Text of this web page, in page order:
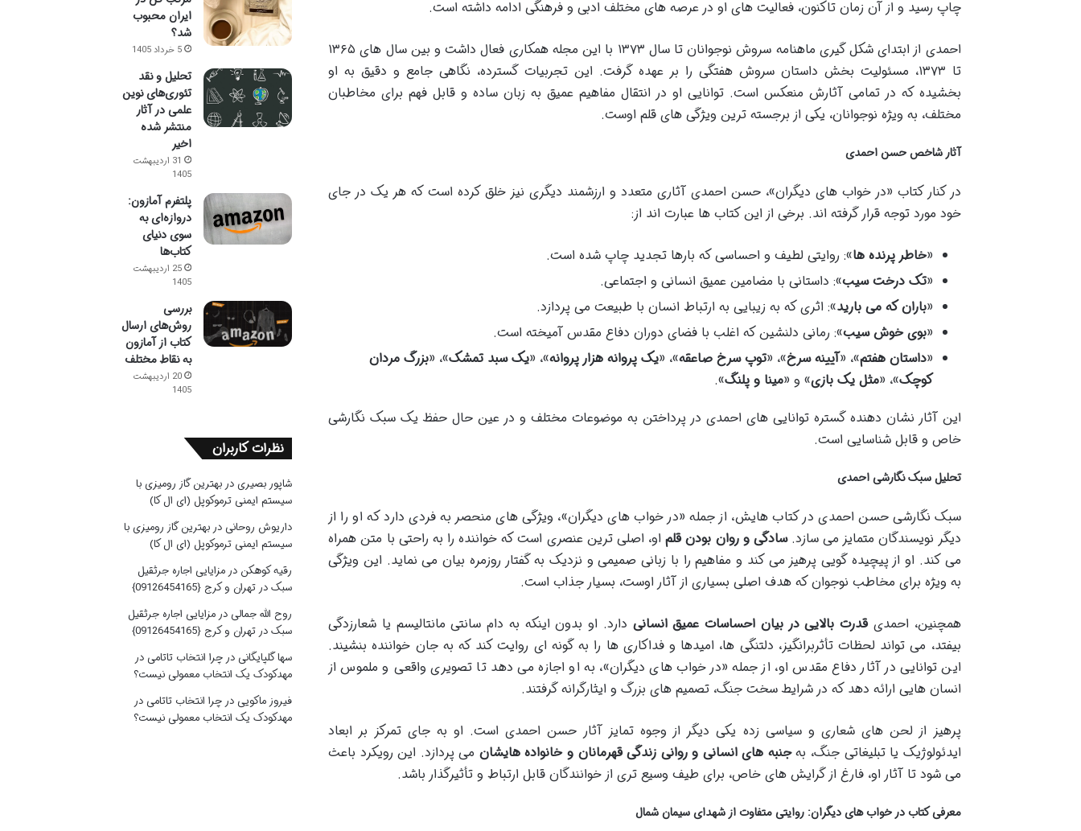
چاپ رسید و از آن زمان تاکنون، فعالیت های او در عرصه های مختلف ادبی و فرهنگی ادامه داشته است.
احمدی از ابتدای شکل گیری ماهنامه سروش نوجوانان تا سال ۱۳۷۳ با این مجله همکاری فعال داشت و بین سال های ۱۳۶۵
تا ۱۳۷۳، مسئولیت بخش داستان سروش هفتگی را بر عهده گرفت. این تجربیات گسترده، نگاهی جامع و دقیق به او
بخشیده که در تمامی آثارش منعکس است. توانایی او در انتقال مفاهیم عمیق به زبان ساده و قابل فهم برای مخاطبان
مختلف، به ویژه نوجوانان، یکی از برجسته ترین ویژگی های قلم اوست.
آثار شاخص حسن احمدی
در کنار کتاب «در خواب های دیگران»، حسن احمدی آثاری متعدد و ارزشمند دیگری نیز خلق کرده است که هر یک در جای
خود مورد توجه قرار گرفته اند. برخی از این کتاب ها عبارت اند از:
«خاطر پرنده ها»: روایتی لطیف و احساسی که بارها تجدید چاپ شده است.
«تک درخت سیب»: داستانی با مضامین عمیق انسانی و اجتماعی.
«باران که می بارید»: اثری که به زیبایی به ارتباط انسان با طبیعت می پردازد.
«بوی خوش سیب»: رمانی دلنشین که اغلب با فضای دوران دفاع مقدس آمیخته است.
«داستان هفتم»، «آیینه سرخ»، «توپ سرخ صاعقه»، «یک پروانه هزار پروانه»، «یک سبد تمشک»، «بزرگ مردان
کوچک»، «مثل یک بازی» و «مینا و پلنگ».
این آثار نشان دهنده گستره توانایی های احمدی در پرداختن به موضوعات مختلف و در عین حال حفظ یک سبک نگارشی
خاص و قابل شناسایی است.
تحلیل سبک نگارشی احمدی
سبک نگارشی حسن احمدی در کتاب هایش، از جمله «در خواب های دیگران»، ویژگی های منحصر به فردی دارد که او را از
دیگر نویسندگان متمایز می سازد.سادگی و روان بودن قلماو، اصلی ترین عنصری است که خواننده را به راحتی با متن همراه
می کند. او از پیچیده گویی پرهیز می کند و مفاهیم را با زبانی صمیمی و نزدیک به گفتار روزمره بیان می نماید. این ویژگی
به ویژه برای مخاطب نوجوان که هدف اصلی بسیاری از آثار اوست، بسیار جذاب است.
همچنین، احمدیقدرت بالایی در بیان احساسات عمیق انسانی دارد. او بدون اینکه به دام سانتی مانتالیسم یا شعارزدگی
بیفتد، می تواند لحظات تأثربرانگیز، دلتنگی ها، امیدها و فداکاری ها را به گونه ای روایت کند که به جان خواننده بنشیند.
این توانایی در آثار دفاع مقدس او، از جمله «در خواب های دیگران»، به او اجازه می دهد تا تصویری واقعی و ملموس از
انسان هایی ارائه دهد که در شرایط سخت جنگ، تصمیم های بزرگ و ایثارگرانه گرفتند.
پرهیز از لحن های شعاری و سیاسی زده یکی دیگر از وجوه تمایز آثار حسن احمدی است. او به جای تمرکز بر ابعاد
ایدئولوژیک یا تبلیغاتی جنگ، بهجنبه های انسانی و روانی زندگی قهرمانان و خانواده هایشان می پردازد. این رویکرد باعث
می شود تا آثار او، فارغ از گرایش های خاص، برای طیف وسیع تری از خوانندگان قابل ارتباط و تأثیرگذار باشد.
معرفی کتاب در خواب های دیگران: روایتی متفاوت از شهدای سیمان شمال
ایران محبوب
شد؟
5 خرداد 1405
تحلیل و نقد
تئوری‌های نوین
علمی در آثار
منتشر شده
اخیر
31 اردیبهشت
1405
پلتفرم آمازون:
دروازه‌ای به
سوی دنیای
کتاب‌ها
25 اردیبهشت
1405
بررسی
روش‌های ارسال
کتاب از آمازون
به نقاط مختلف
20 اردیبهشت
1405
نظرات کاربران
شاپور بصیریدر بهترین گاز رومیزی با
سیستم ایمنی ترموکوپل (ای ال کا)
داریوش روحانی در بهترین گاز رومیزی با
سیستم ایمنی ترموکوپل (ای ال کا)
رقیه کوهکن در مزایایی اجاره جرثقیل
سبک در تهران و کرج {09126454165}
روح الله جمالی در مزایایی اجاره جرثقیل
سبک در تهران و کرج {09126454165}
سها گلپایگانی در چرا انتخاب تاتامی در
مهدکودک یک انتخاب معمولی نیست؟
فیروز ماکویی در چرا انتخاب تاتامی در
مهدکودک یک انتخاب معمولی نیست؟